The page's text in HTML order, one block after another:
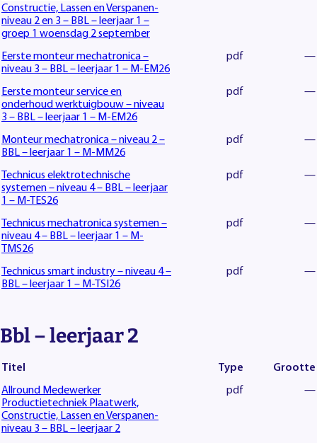
Constructie, Lassen en Verspanen-
niveau 2 en 3 – BBL – leerjaar 1 –
groep 1 woensdag 2 september
Eerste monteur mechatronica –
niveau 3 – BBL – leerjaar 1 – M-EM26
pdf —
Eerste monteur service en
onderhoud werktuigbouw – niveau
3 – BBL – leerjaar 1 – M-EM26
pdf —
Monteur mechatronica – niveau 2 –
BBL – leerjaar 1 – M-MM26
pdf —
Technicus elektrotechnische
systemen – niveau 4 – BBL – leerjaar
1 – M-TES26
pdf —
Technicus mechatronica systemen –
niveau 4 – BBL – leerjaar 1 – M-
TMS26
pdf —
Technicus smart industry – niveau 4 –
BBL – leerjaar 1 – M-TSI26
pdf —
Bbl – leerjaar 2
Titel Type
Grootte
Allround Medewerker
Productietechniek Plaatwerk,
Constructie, Lassen en Verspanen-
niveau 3 – BBL – leerjaar 2
pdf —